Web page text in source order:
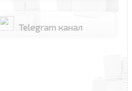
Telegram канал